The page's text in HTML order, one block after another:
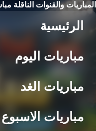
المباريات والقنوات الناقلة
الرئيسية
مباريات اليوم
مباريات الغد
مباريات الاسبوع